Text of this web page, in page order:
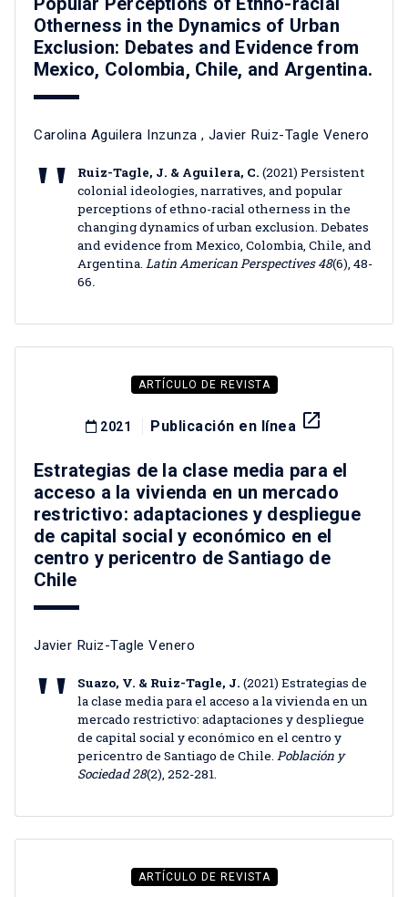
Otherness in the Dynamics of Urban
Exclusion: Debates and Evidence from
Mexico, Colombia, Chile, and Argentina.
Carolina Aguilera Inzunza , Javier Ruiz-Tagle Venero
Ruiz-Tagle, J. & Aguilera, C. (2021) Persistent
colonial ideologies, narratives, and popular
perceptions of ethno-racial otherness in the
changing dynamics of urban exclusion. Debates
and evidence from Mexico, Colombia, Chile, and
Argentina. Latin American Perspectives 48(6), 48-
66.
ARTÍCULO DE REVISTA
2021 Publicación en línea launch
Estrategias de la clase media para el
acceso a la vivienda en un mercado
restrictivo: adaptaciones y despliegue
de capital social y económico en el
centro y pericentro de Santiago de
Chile
Javier Ruiz-Tagle Venero
Suazo, V. & Ruiz-Tagle, J. (2021) Estrategias de
la clase media para el acceso a la vivienda en un
mercado restrictivo: adaptaciones y despliegue
de capital social y económico en el centro y
pericentro de Santiago de Chile. Población y
Sociedad 28(2), 252-281.
ARTÍCULO DE REVISTA